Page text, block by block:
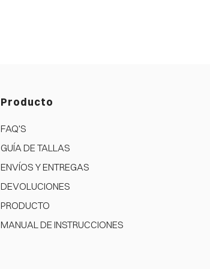
Producto
FAQ'S
GUÍA DE TALLAS
ENVÍOS Y ENTREGAS
DEVOLUCIONES
PRODUCTO
MANUAL DE INSTRUCCIONES